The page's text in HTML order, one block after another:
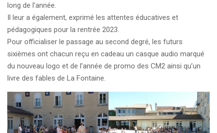
long de l’année.
Il leur a également, exprimé les attentes éducatives et
pédagogiques pour la rentrée 2023.
Pour officialiser le passage au second degré, les futurs
sixièmes ont chacun reçu en cadeau un casque audio marqué
du nouveau logo et de l’année de promo des CM2 ainsi qu’un
livre des fables de La Fontaine.